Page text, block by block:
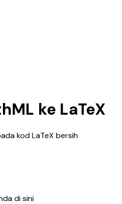
ke LaTeX
kod LaTeX bersih
di sini